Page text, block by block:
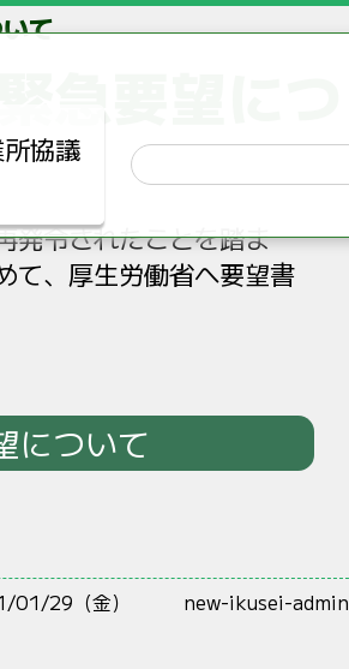
協議
て
急要望につ
発令されたことを踏ま
て、厚生労働省へ要望書
について
01/29（金） new-ikusei-admin